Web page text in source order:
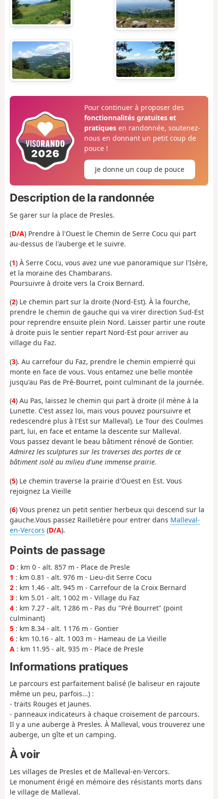
Pour continuer à proposer des
fonctionnalités gratuites et
pratiquesen randonnée, soutenez-
nous en donnant un petit coup de
pouce !
Je donne un coup de pouce
Description de la randonnée
Se garer sur la place de Presles.
(D/A) Prendre à l'Ouest le Chemin de Serre Cocu qui part
au-dessus de l'auberge et le suivre.
(1) À Serre Cocu, vous avez une vue panoramique sur l'Isère,
et la moraine des Chambarans.
Poursuivre à droite vers la Croix Bernard.
(2) Le chemin part sur la droite (Nord-Est). À la fourche,
prendre le chemin de gauche qui va virer direction Sud-Est
pour reprendre ensuite plein Nord. Laisser partir une route
à droite puis le sentier repart Nord-Est pour arriver au
village du Faz.
(3). Au carrefour du Faz, prendre le chemin empierré qui
monte en face de vous. Vous entamez une belle montée
jusqu'au Pas de Pré-Bourret, point culminant de la journée.
(4) Au Pas, laissez le chemin qui part à droite (il mène à la
Lunette. C'est assez loi, mais vous pouvez poursuivre et
redescendre plus à l'Est sur Malleval). Le Tour des Coulmes
part, lui, en face et entame la descente sur Malleval.
Vous passez devant le beau bâtiment rénové de Gontier.
Admirez les sculptures sur les traverses des portes de ce
bâtiment isolé au milieu d'une immense prairie.
(5) Le chemin traverse la prairie d'Ouest en Est. Vous
rejoignez La Vieille
(6) Vous prenez un petit sentier herbeux qui descend sur la
gauche.Vous passez Railletière pour entrer dans Malleval-
en-Vercors (D/A).
Points de passage
D : km 0 - alt. 857 m - Place de Presle
1 : km 0.81 - alt. 976 m - Lieu-dit Serre Cocu
2 : km 1.46 - alt. 945 m - Carrefour de la Croix Bernard
3 : km 5.01 - alt. 1 002 m - Village du Faz
4 : km 7.27 - alt. 1 286 m - Pas du "Pré Bourret" (point
culminant)
5 : km 8.34 - alt. 1 176 m - Gontier
6 : km 10.16 - alt. 1 003 m - Hameau de La Vieille
A : km 11.95 - alt. 935 m - Place de Presle
Informations pratiques
Le parcours est parfaitement balisé (le baliseur en rajoute
même un peu, parfois...) :
- traits Rouges et Jaunes.
- panneaux indicateurs à chaque croisement de parcours.
Il y a une auberge à Presles. À Malleval, vous trouverez une
auberge, un gîte et un camping.
À voir
Les villages de Presles et de Malleval-en-Vercors.
Le monument érigé en mémoire des résistants morts dans
le village de Malleval.